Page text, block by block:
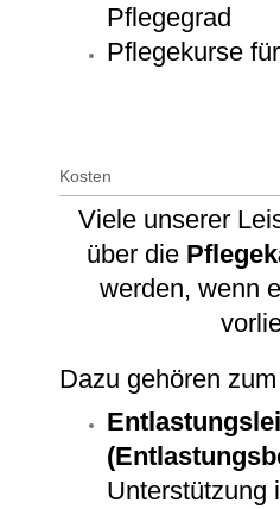
Pflegegrad
Pflegekurse
Kosten
Viele unserer
über die
werden, wenn
Dazu gehören
Unterstützung